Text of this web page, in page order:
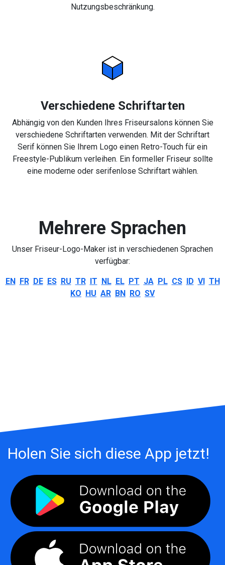
Nutzungsbeschränkung.
Verschiedene Schriftarten
Abhängig von den Kunden Ihres Friseursalons können Sie
verschiedene Schriftarten verwenden. Mit der Schriftart
Serif können Sie Ihrem Logo einen Retro-Touch für ein
Freestyle-Publikum verleihen. Ein formeller Friseur sollte
eine moderne oder serifenlose Schriftart wählen.
Mehrere Sprachen
Unser Friseur-Logo-Maker ist in verschiedenen Sprachen
verfügbar:
EN FR DE ES RU TR IT NL EL PT JA PL CS ID VI TH
KO HU AR BN RO SV
Holen Sie sich diese App jetzt!